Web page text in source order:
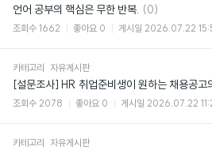
언어 공부의 핵심은 무한 반복. 댓
글
(0)
조회수 1662 좋아요 0 게시일 2026.07.22
카테고리 자유게시판
[설문조사] HR 취업준비생이 원하는 채용공
조회수 2078 좋아요 0 게시일 2026.07.22
카테고리 자유게시판